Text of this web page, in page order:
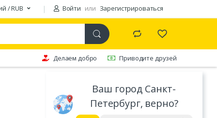
/ RUB Войти или Зарегистрироваться
Ваш город Санкт-
Петербург, верно?
Делаем добро Приводите друзей